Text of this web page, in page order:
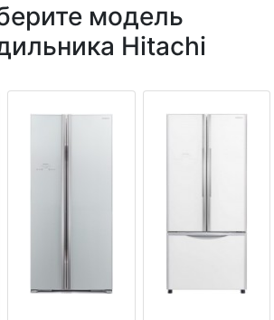
модель
Hitachi